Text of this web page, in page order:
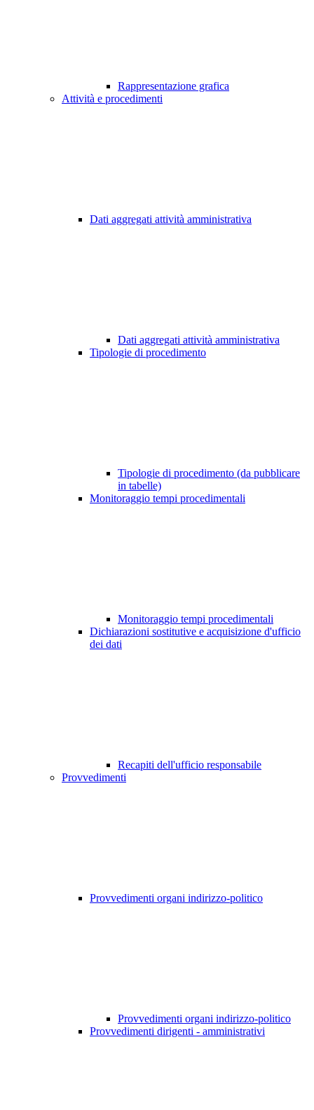
Rappresentazione grafica
Attività e procedimenti
Dati aggregati attività amministrativa
Dati aggregati attività amministrativa
Tipologie di procedimento
Tipologie di procedimento (da pubblicare
in tabelle)
Monitoraggio tempi procedimentali
Monitoraggio tempi procedimentali
Dichiarazioni sostitutive e acquisizione d'ufficio
dei dati
Recapiti dell'ufficio responsabile
Provvedimenti
Provvedimenti organi indirizzo-politico
Provvedimenti organi indirizzo-politico
Provvedimenti dirigenti - amministrativi